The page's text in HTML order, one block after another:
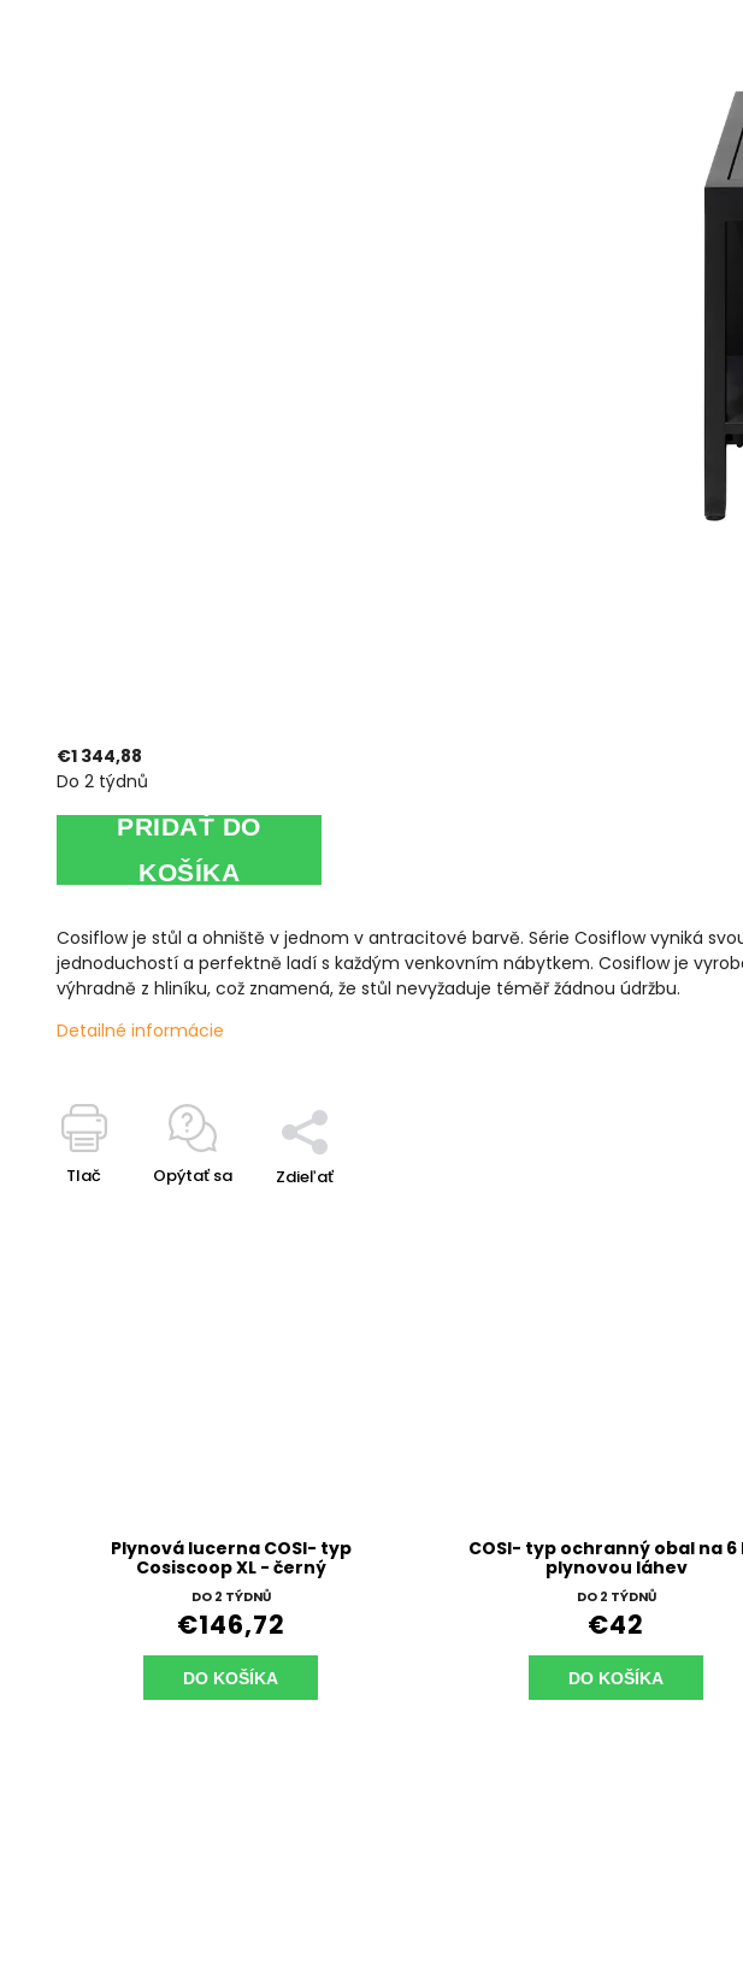
€1 344,88
Do 2 týdnů
PRIDAŤ DO
KOŠÍKA
Cosiflow je stůl a ohniště v jednom v antracitové barvě. Série Cosiflow vyniká
jednoduchostí a perfektně ladí s každým venkovním nábytkem. Cosiflow je
výhradně z hliníku, což znamená, že stůl nevyžaduje téměř žádnou údržbu.
Detailné informácie
Tlač Opýtať sa Zdieľať
Plynová lucerna COSI- typ
Cosiscoop XL - černý
DO 2 TÝDNŮ
€146,72
DO KOŠÍKA
COSI- typ ochranný obal na 6
plynovou láhev
DO 2 TÝDNŮ
€42
DO KOŠÍKA